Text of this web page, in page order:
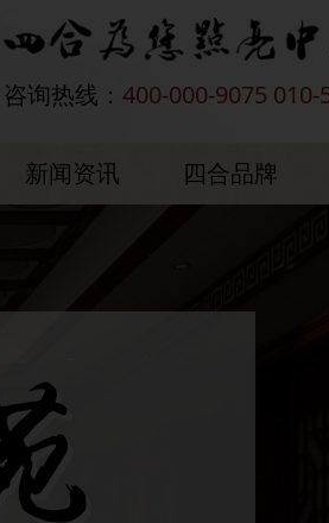
咨询热线： 400-000-9075 010-
新闻资讯 四合品牌